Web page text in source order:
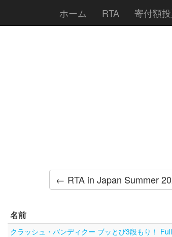
ホーム RTA 寄付額
← RTA in Japan Summer
名前
クラッシュ・バンディクー ブッとび3段もり！